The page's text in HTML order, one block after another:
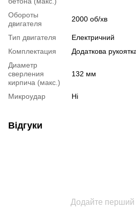
Обороты
двигателя
2000 об/хв
Тип двигателя
Електричний
Комплектация
Додаткова
Диаметр
сверления
кирпича (макс.)
132 мм
Микроудар Ні
Відгуки
Додайте перший